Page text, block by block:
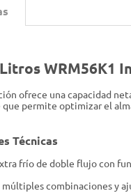
WRM56K1
ofrece una capacidad
permite optimizar el
Técnicas
frío de doble flujo con
combinaciones y